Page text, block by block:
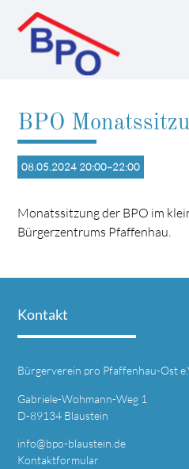
Suchbegriffe
BPO
08.05.2024 20:00–22:00
Monatssitzung der BPO im
Bürgerzentrums Pfaffenhau.
Kontakt
Bürgerverein pro Pfaffenhau-Ost
Gabriele-Wohmann-Weg 1
D-89134 Blaustein
info@bpo-blaustein.de
Kontaktformular